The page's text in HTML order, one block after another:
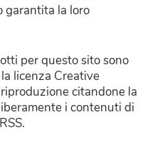
garantita la loro
per questo sito sono
licenza Creative
citandone la
i contenuti di